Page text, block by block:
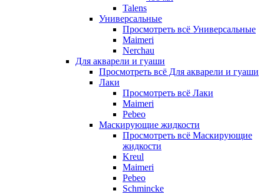
Talens
Универсальные
Просмотреть всё Универсальные
Maimeri
Nerchau
Для акварели и гуаши
Просмотреть всё Для акварели и гуаши
Лаки
Просмотреть всё Лаки
Maimeri
Pebeo
Маскирующие жидкости
Просмотреть всё Маскирующие
жидкости
Kreul
Maimeri
Pebeo
Schmincke